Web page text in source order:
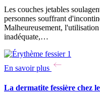
Les couches jetables
personnes souffrant
Malheureusement,
inadéquate,…
En savoir plus
La dermatite fessière chez